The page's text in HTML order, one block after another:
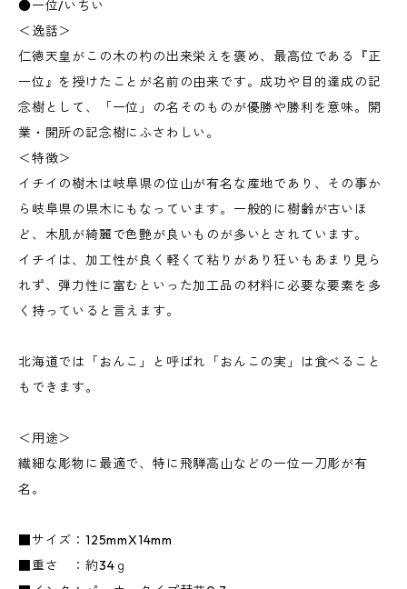
●一位/いちい
＜逸話＞
仁徳天皇がこの木の杓の出来栄えを褒め、最高位である『正
一位』を授けたことが名前の由来です。成功や目的達成の記
念樹として、「一位」の名そのものが優勝や勝利を意味。開
業・開所の記念樹にふさわしい。
＜特徴＞
イチイの樹木は岐阜県の位山が有名な産地であり、その事か
ら岐阜県の県木にもなっています。一般的に樹齢が古いほ
ど、木肌が綺麗で色艶が良いものが多いとされています。
イチイは、加工性が良く軽くて粘りがあり狂いもあまり見ら
れず、弾力性に富むといった加工品の材料に必要な要素を多
く持っていると言えます。
北海道では「おんこ」と呼ばれ「おんこの実」は食べること
もできます。
＜用途＞
繊細な彫物に最適で、特に飛騨高山などの一位一刀彫が有
名。
■サイズ：125mmX14mm
■重さ ：約34ｇ